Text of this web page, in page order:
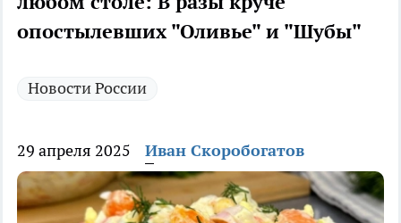
опостылевших "Оливье" и "Шубы"
Новости России
29 апреля 2025 Иван Скоробогатов